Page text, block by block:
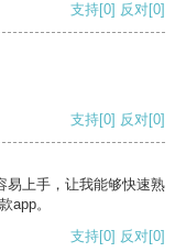
支持[0] 反对[0]
支持[0] 反对[0]
易上手，让我能够快速熟
app。
支持[0] 反对[0]